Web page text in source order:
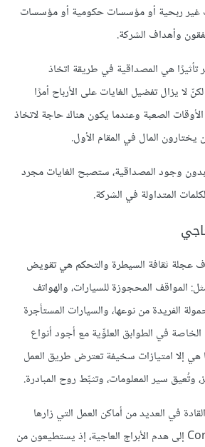
غير ربحية أو مؤسسات حكومية أو مؤسسات
وأهداف الشركة.
تأثيرًا هي المصداقية في طريقة اتخاذ
لا يزال تفضيل الغايات على الأرباح أمرًا
الصعبة وعندما يكون هناك حاجة لاتخاذ
يختارون المال في المقام الأول.
وجود المصداقية، ستصبح الغايات مجرد
المتداولة في الشركة.
عجلة ثقافة السيطرة والتحكم هي تقويض
المواقف المحجوزة للسيارات، والهواتف
الفريدة من نوعها، والسيارات المستأجرة
الخاصة في الطوابق العلوِّية مع أجود أنواع
هي إلا امتيازات سخيفة تعترض طريق العمل
وتُعيق سير المعلومات، وتثبِّط روح المبادرة.
في العديد من أماكن العمل التي زارها
فريق Corporate Rebels إلى هدم الأبراج العاجية، إذ يستطيعون من